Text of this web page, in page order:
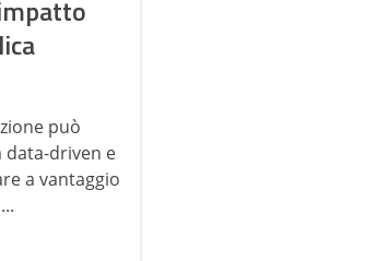
può
driven e
a vantaggio